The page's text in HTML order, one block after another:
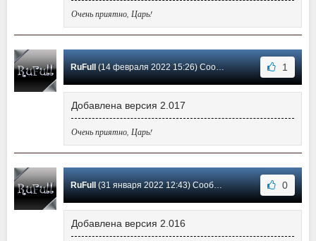
Очень приятно, Царь!
RuFull(14 февраля 2022 15:26) Сообщение #154 1
Добавлена версия 2.017
Очень приятно, Царь!
RuFull(31 января 2022 12:43) Сообщение #153 0
Добавлена версия 2.016